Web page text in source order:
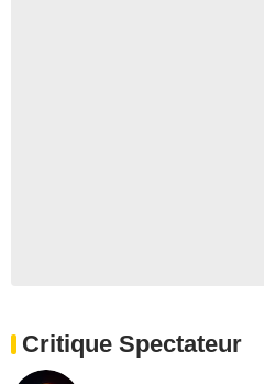
Critique Spectateur